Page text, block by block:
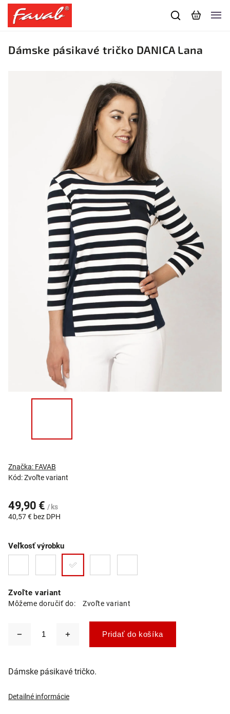
Dámske pásikavé tričko DANICA Lana
Kód:Zvoľte variant
Značka: FAVAB
49,90 € / ks
40,57 € bez DPH
Zvoľte variant
Môžeme doručiť do: Zvoľte variant
Veľkosť výrobku
Pridať do košíka
Dámske pásikavé tričko.
Detailné informácie